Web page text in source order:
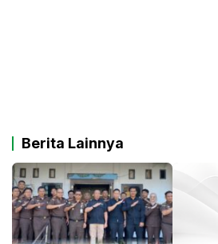
Berita Lainnya